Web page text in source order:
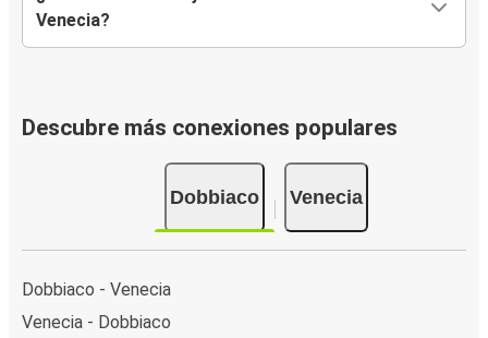
Venecia?
Descubre más conexiones populares
Dobbiaco Venecia
Dobbiaco - Venecia
Venecia - Dobbiaco